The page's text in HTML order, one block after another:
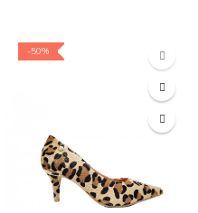
-50%